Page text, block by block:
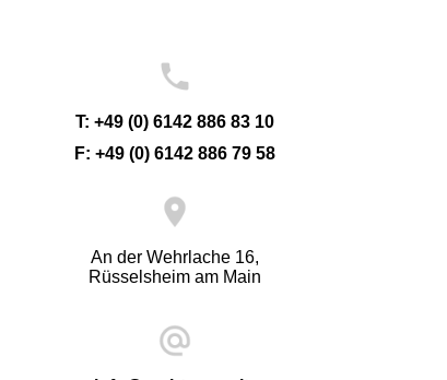
T: +49 (0) 6142 886 83 10
F: +49 (0) 6142 886 79 58
An der Wehrlache 16,
Rüsselsheim am Main